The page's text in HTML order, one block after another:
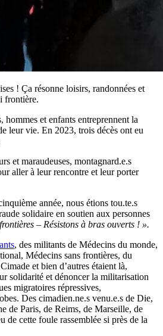
! Ça résonne loisirs, randonnées et
frontière.
hommes et enfants entreprennent la
leur vie. En 2023, trois décès ont eu
et maraudeuses, montagnard.e.s
aller à leur rencontre et leur porter
année, nous étions tou.te.s
solidaire en soutien aux personnes
– Résistons à bras ouverts ! ».
, des militants de Médecins du monde,
Médecins sans frontières, du
et bien d’autres étaient là,
solidarité et dénoncer la militarisation
migratoires répressives,
Des cimadien.ne.s venu.e.s de Die,
de Paris, de Reims, de Marseille, de
de cette foule rassemblée si près de la